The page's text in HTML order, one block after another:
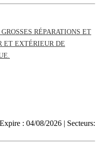
RÉPARATIONS ET
ET EXTÉRIEUR DE
: 04/08/2026 | Secteurs: